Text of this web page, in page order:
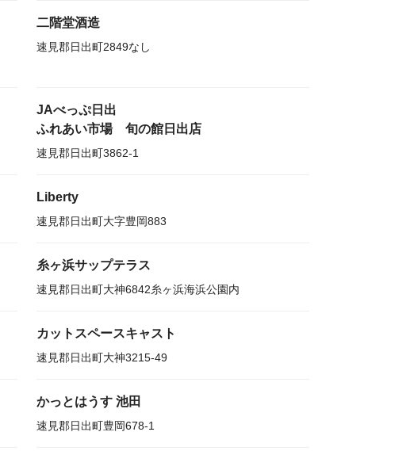
二階堂酒造
速見郡日出町2849なし
JAべっぷ日出
ふれあい市場 旬の館日出店
速見郡日出町3862-1
Liberty
速見郡日出町大字豊岡883
糸ヶ浜サップテラス
速見郡日出町大神6842糸ヶ浜海浜公園内
カットスペースキャスト
速見郡日出町大神3215-49
かっとはうす 池田
速見郡日出町豊岡678-1